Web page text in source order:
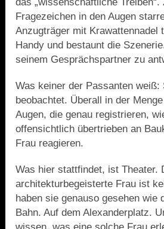
Fragezeichen in den Augen
Anzugträger mit Krawattennadel
Handy und bestaunt die
seinem Gesprächspartner zu
Was keiner der Passanten weiß:
beobachtet. Überall in der
Augen, die genau registrieren,
offensichtlich übertrieben an
Frau reagieren.
Was hier stattfindet, ist Theater.
architekturbegeisterte Frau ist
haben sie genauso gesehen wie
Bahn. Auf dem Alexanderplatz.